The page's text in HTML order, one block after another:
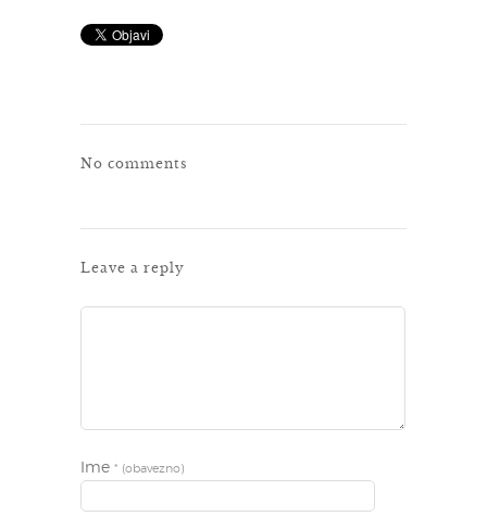
No comments
Leave a reply
Ime * (obavezno)